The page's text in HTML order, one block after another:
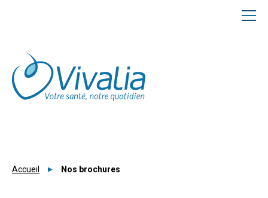
Accueil Nos brochures